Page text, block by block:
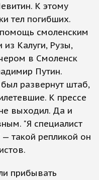
К этому
тел погибших.
смоленским
из Калуги, Рузы,
в Смоленск
Путин.
развернут штаб,
К прессе
выходил. Да и
"Я специалист
такой репликой он
прибывать